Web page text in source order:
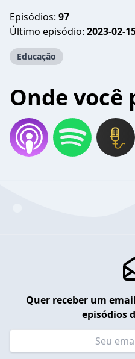
Episódios: 97
Último episódio: 2023-02-
Educação
Onde você
Quer receber um
episódios